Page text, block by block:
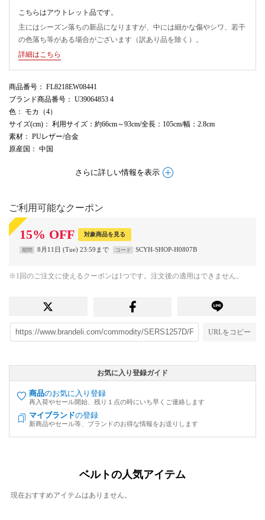
こちらはアウトレット品です。
主にはシーズン落ちの新品になりますが、中には細かな傷やシワ、若干
の色落ち等がある場合がございます（訳あり品を除く）。
詳細はこちら
商品番号 ： FL8218EW08441
ブランド商品番号 ： U39064853 4
色 ： モカ（4）
サイズ(cm) ： 利用サイズ：約66cm～93cm/全長：105cm/幅：2.8cm
素材 ： PUレザー/合金
原産国 ： 中国
さらに詳しい情報を表示
ご利用可能なクーポン
15% OFF 対象商品を見る
期間 8月11日 (Tue) 23:59まで コード SCYH-SHOP-H0807B
※1回のご注文に使えるクーポンは1つです。注文後の適用はできません。
URLをコピー
お気に入り登録ガイド
商品のお気に入り登録
再入荷やセール開始、残り１点の時にいち早くご連絡します
マイブランドの登録
新商品やセール等、ブランドのお得な情報をお送りします
ベルトの人気アイテム
現在おすすめアイテムはありません。